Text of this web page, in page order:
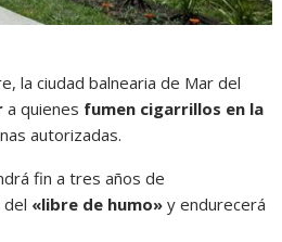
la ciudad balnearia de Mar del
a quienes fumen cigarrillos en la
autorizadas.
fin a tres años de
del «libre de humo» y endurecerá